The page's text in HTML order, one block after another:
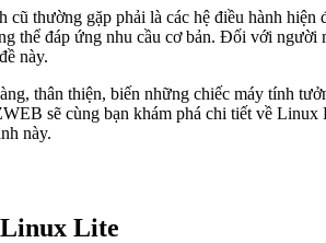
cũ thường gặp phải là các hệ điều hành
thể đáp ứng nhu cầu cơ bản. Đối với
này.
thân thiện, biến những chiếc máy tính
sẽ cùng bạn khám phá chi tiết về Linux
này.
Lite